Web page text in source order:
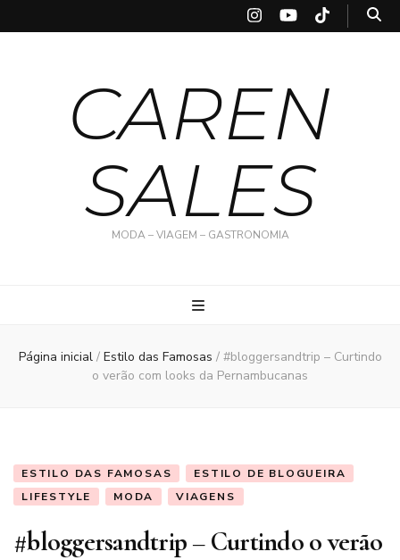
CAREN
SALES
MODA – VIAGEM – GASTRONOMIA
Página inicial / Estilo das Famosas / #bloggersandtrip – Curtindo
o verão com looks da Pernambucanas
ESTILO DAS FAMOSAS
ESTILO DE BLOGUEIRA
LIFESTYLE
MODA VIAGENS
#bloggersandtrip – Curtindo o verão